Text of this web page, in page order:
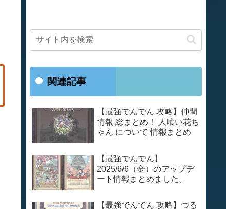
関連記事
【最強でんでん 攻略】仲間
情報 総まとめ！ 人喰い花ち
ゃん について 情報まとめ
【最強でんでん】
2025/6/6（金）のアップデ
ート情報まとめました。
【最強でんでん 攻略】つる